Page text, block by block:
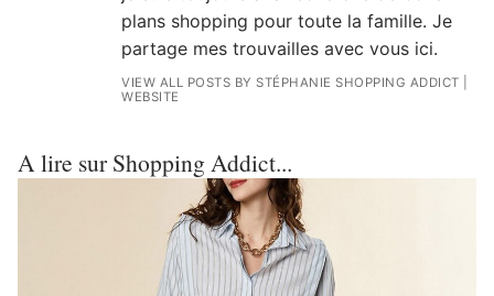
plans shopping pour toute la famille. Je
partage mes trouvailles avec vous ici.
VIEW ALL POSTS BY STÉPHANIE SHOPPING ADDICT
WEBSITE
A lire sur Shopping Addict...